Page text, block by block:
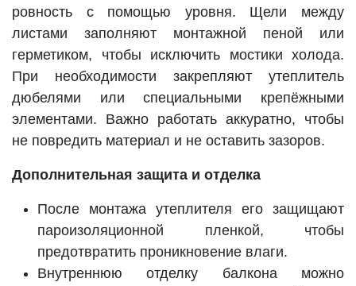
ровность с помощью уровня. Щели между
листами заполняют монтажной пеной или
герметиком, чтобы исключить мостики холода.
При необходимости закрепляют утеплитель
дюбелями или специальными крепёжными
элементами. Важно работать аккуратно, чтобы
не повредить материал и не оставить зазоров.
Дополнительная защита и отделка
После монтажа утеплителя его защищают
пароизоляционной пленкой, чтобы
предотвратить проникновение влаги.
Внутреннюю отделку балкона можно